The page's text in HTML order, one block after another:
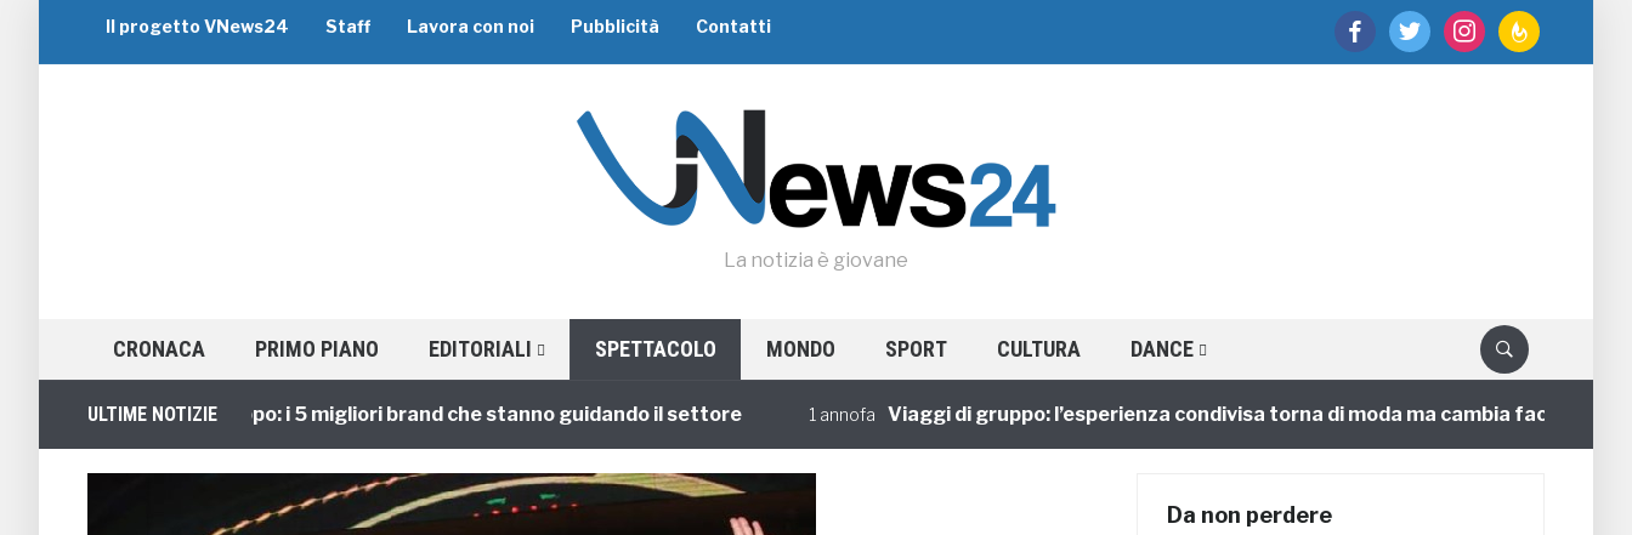
facebooktwitter instagramfeedburner
Il progetto VNews24 Staff Lavora con noi Pubblicità Contatti
La notizia è giovane
CRONACA PRIMO PIANO EDITORIALI SPETTACOLO MONDO SPORT CULTURA DANCE
ULTIME NOTIZIE
Viaggi di Gruppo: i 5 migliori brand che stanno guidando il settore 1 annofa Viaggi di gruppo: l’esperienza condivisa torna di moda ma cambia faccia
Da non perdere